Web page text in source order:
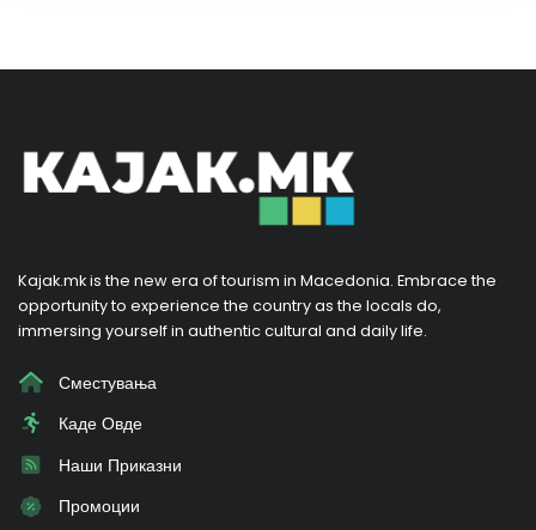
Kajak.mk is the new era of tourism in Macedonia. Embrace the
opportunity to experience the country as the locals do,
immersing yourself in authentic cultural and daily life.
Сместувања
Каде Овде
Наши Приказни
Промоции